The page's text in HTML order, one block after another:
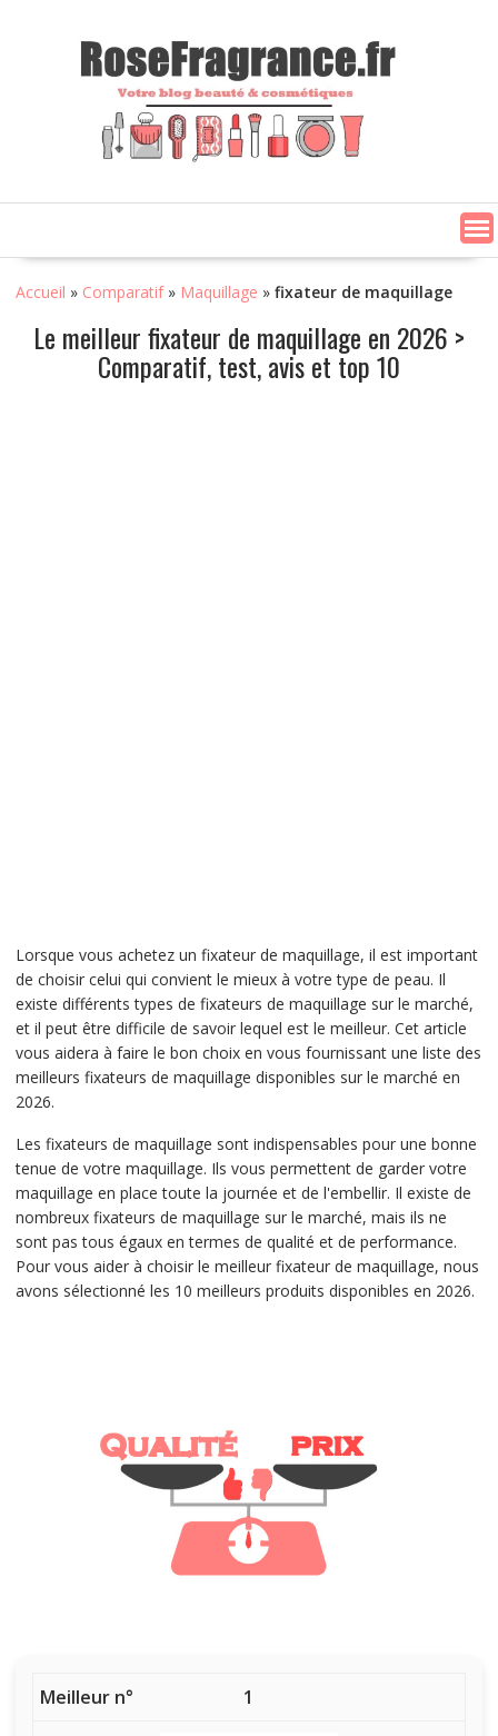
Accueil » Comparatif» Maquillage » fixateur de maquillage
Le meilleur fixateur de maquillage en 2026 >
Comparatif, test, avis et top 10
Lorsque vous achetez un fixateur de maquillage, il est important
de choisir celui qui convient le mieux à votre type de peau. Il
existe différents types de fixateurs de maquillage sur le marché,
et il peut être difficile de savoir lequel est le meilleur. Cet article
vous aidera à faire le bon choix en vous fournissant une liste des
meilleurs fixateurs de maquillage disponibles sur le marché en
2026.
Les fixateurs de maquillage sont indispensables pour une bonne
tenue de votre maquillage. Ils vous permettent de garder votre
maquillage en place toute la journée et de l'embellir. Il existe de
nombreux fixateurs de maquillage sur le marché, mais ils ne
sont pas tous égaux en termes de qualité et de performance.
Pour vous aider à choisir le meilleur fixateur de maquillage, nous
avons sélectionné les 10 meilleurs produits disponibles en 2026.
1